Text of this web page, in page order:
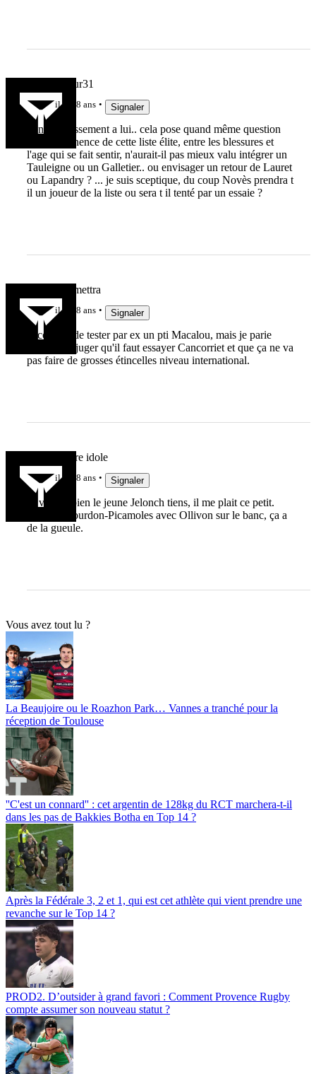
Chronicoeur31
il y a 8 ans Signaler
bon rétablissement a lui.. cela pose quand même question
sur la pertinence de cette liste élite, entre les blessures et
l'age qui se fait sentir, n'aurait-il pas mieux valu intégrer un
Tauleigne ou un Galletier.. ou envisager un retour de Lauret
ou Lapandry ? ... je suis sceptique, du coup Novès prendra t
il un joueur de la liste ou sera t il tenté par un essaie ?
Rémi teLamettra
il y a 8 ans Signaler
l'occasion de tester par ex un pti Macalou, mais je parie
qu'ils vont juger qu'il faut essayer Cancorriet et que ça ne va
pas faire de grosses étincelles niveau international.
Imanol votre idole
il y a 8 ans Signaler
Je verrais bien le jeune Jelonch tiens, il me plait ce petit.
Jelonch-Gourdon-Picamoles avec Ollivon sur le banc, ça a
de la gueule.
Vous avez tout lu ?
La Beaujoire ou le Roazhon Park… Vannes a tranché pour la
réception de Toulouse
''C'est un connard'' : cet argentin de 128kg du RCT marchera-t-il
dans les pas de Bakkies Botha en Top 14 ?
Après la Fédérale 3, 2 et 1, qui est cet athlète qui vient prendre une
revanche sur le Top 14 ?
PROD2. D’outsider à grand favori : Comment Provence Rugby
compte assumer son nouveau statut ?